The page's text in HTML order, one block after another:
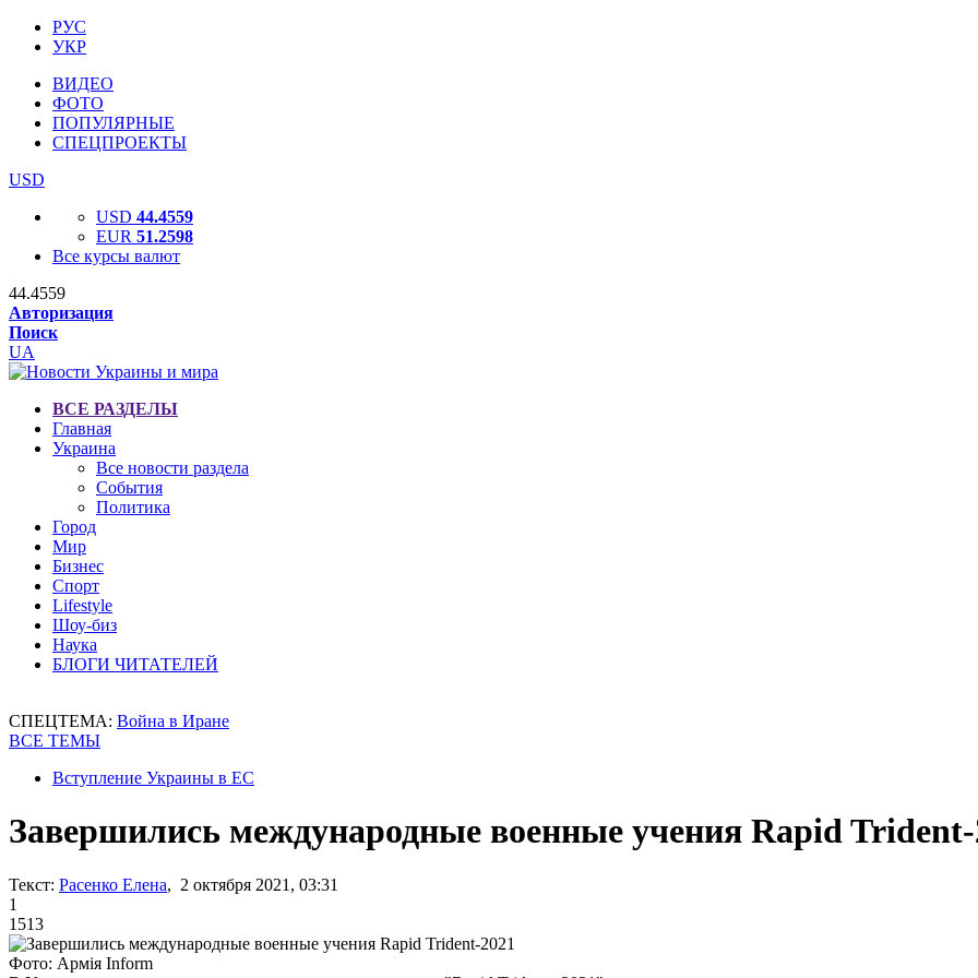
РУС
УКР
ВИДЕО
ФОТО
ПОПУЛЯРНЫЕ
СПЕЦПРОЕКТЫ
USD
USD 44.4559
EUR 51.2598
Все курсы валют
44.4559
Авторизация
Поиск
UA
ВСЕ РАЗДЕЛЫ
Главная
Украина
Все новости раздела
События
Политика
Город
Мир
Бизнес
Спорт
Lifestyle
Шоу-биз
Наука
БЛОГИ ЧИТАТЕЛЕЙ
СПЕЦТЕМА: Война в Иране
ВСЕ ТЕМЫ
Вступление Украины в ЕС
Завершились международные военные учения Rapid Trident-
Текст: Расенко Елена, 2 октября 2021, 03:31
1
1513
Фото: Армія Inform